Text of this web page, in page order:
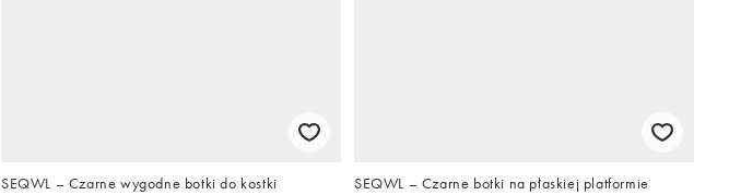
SEQWL – Czarne wygodne botki do kostki
SEQWL – Czarne botki na płaskiej platformie